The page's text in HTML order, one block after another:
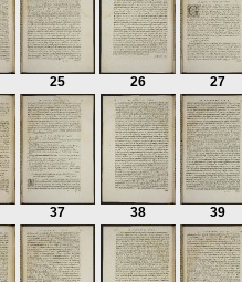
25 26 27
37 38 39